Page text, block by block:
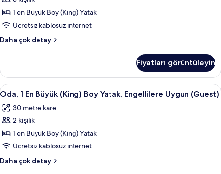
detay
için
tüm
fotoğrafları
görün
1 en Büyük Boy (King) Yatak
Ücretsiz kablosuz internet
Daha çok detay
Süit,
hakkında
daha
fazla
Fiyatları görüntüleyin
Oda,
1
En
Büyük
(King)
Boy
Yatak,
Engellilere
Oda, 1 En Büyük (King) Boy Yatak,
6
Oda, 1 En Büyük (King) Boy Yatak, Engellilere Uygun (Guest)
30 metre kare
2 kişilik
1 en Büyük Boy (King) Yatak
Ücretsiz kablosuz internet
Daha çok detay
Oda,